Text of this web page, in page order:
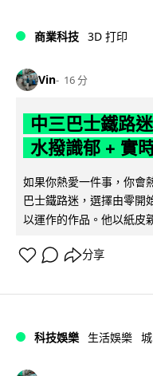
商業科技 3D 打印
Vin 16 分
中三巴士鐵路
水撥識郁 + 實
如果你熱愛一件事，你會
巴士鐵路迷，選擇由零開
以運作的作品。他以紙皮
分享
科技娛樂 生活娛樂